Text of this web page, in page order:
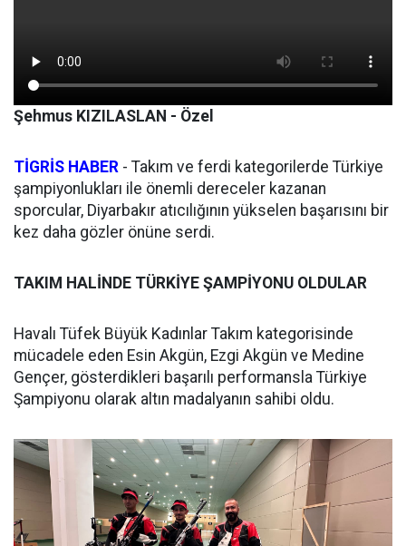
Şehmus KIZILASLAN - Özel
TİGRİS HABER - Takım ve ferdi kategorilerde Türkiye
şampiyonlukları ile önemli dereceler kazanan
sporcular, Diyarbakır atıcılığının yükselen başarısını bir
kez daha gözler önüne serdi.
TAKIM HALİNDE TÜRKİYE ŞAMPİYONU OLDULAR
Havalı Tüfek Büyük Kadınlar Takım kategorisinde
mücadele eden Esin Akgün, Ezgi Akgün ve Medine
Gençer, gösterdikleri başarılı performansla Türkiye
Şampiyonu olarak altın madalyanın sahibi oldu.